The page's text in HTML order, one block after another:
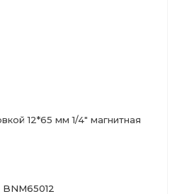
12*65 мм 1/4" магнитная
BNM65012